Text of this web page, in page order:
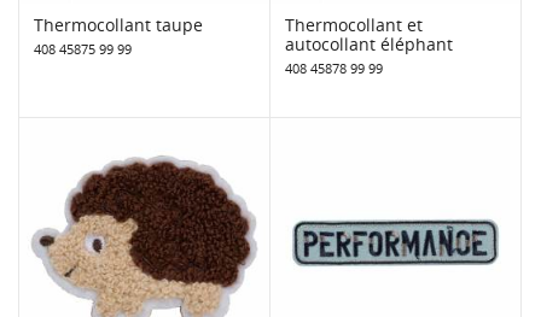
Thermocollant taupe
408 45875 99 99
Thermocollant et
autocollant éléphant
408 45878 99 99